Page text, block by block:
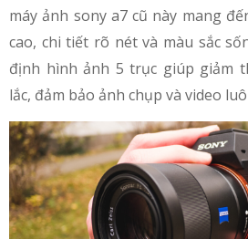
máy ảnh sony a7 cũ này mang
cao, chi tiết rõ nét và màu sắc
định hình ảnh 5 trục giúp giảm
lắc, đảm bảo ảnh chụp và video